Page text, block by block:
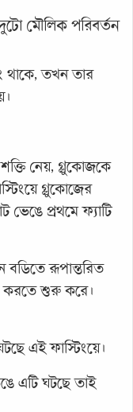
মৌলিক পরিবর্তন
থাকে, তখন তার
নেয়, গ্লুকোজকে
গ্লুকোজের
ভেঙে প্রথমে ফ্যাটি
বডিতে রূপান্তরিত
করতে শুরু করে।
এই ফাস্টিংয়ে।
এটি ঘটছে তাই